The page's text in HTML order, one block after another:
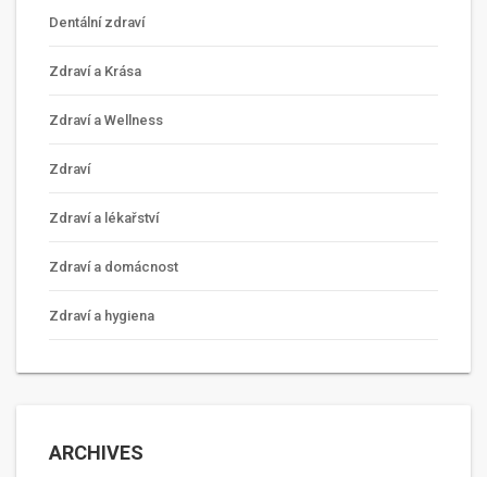
Dentální zdraví
Zdraví a Krása
Zdraví a Wellness
Zdraví
Zdraví a lékařství
Zdraví a domácnost
Zdraví a hygiena
ARCHIVES